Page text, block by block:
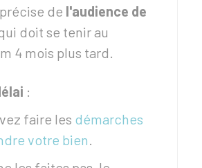
de l'audience de
doit se tenir au
4 mois plus tard.
:
faire les démarches
votre bien.